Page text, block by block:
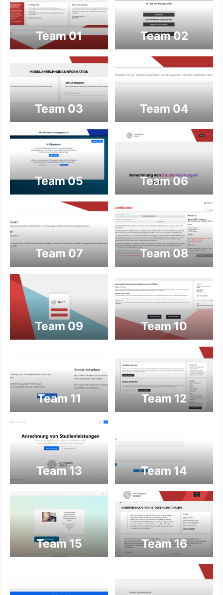
Team 01 Team 02
Team 03 Team 04
Team 05 Team 06
Team 07 Team 08
Team 09 Team 10
Team 11 Team 12
Team 13 Team 14
Team 15 Team 16